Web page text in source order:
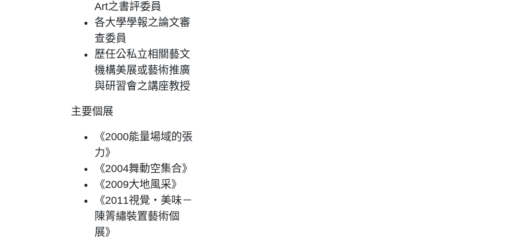
Art之書評委員
各大學學報之論文審
查委員
歷任公私立相關藝文
機構美展或藝術推廣
與研習會之講座教授
主要個展
《2000能量場域的張
力》
《2004舞動空集合》
《2009大地風采》
《2011視覺‧美味－
陳箐繡裝置藝術個
展》